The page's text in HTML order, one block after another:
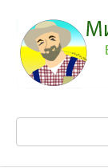
контенту